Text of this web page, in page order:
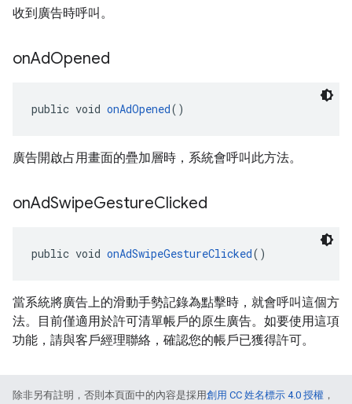
收到廣告時呼叫。
onAdOpened
public void onAdOpened()
廣告開啟占用畫面的疊加層時，系統會呼叫此方法。
onAdSwipeGestureClicked
public void onAdSwipeGestureClicked()
當系統將廣告上的滑動手勢記錄為點擊時，就會呼叫這個方
法。目前僅適用於許可清單帳戶的原生廣告。如要使用這項
功能，請與客戶經理聯絡，確認您的帳戶已獲得許可。
除非另有註明，否則本頁面中的內容是採用創用 CC 姓名標示 4.0 授權 ，